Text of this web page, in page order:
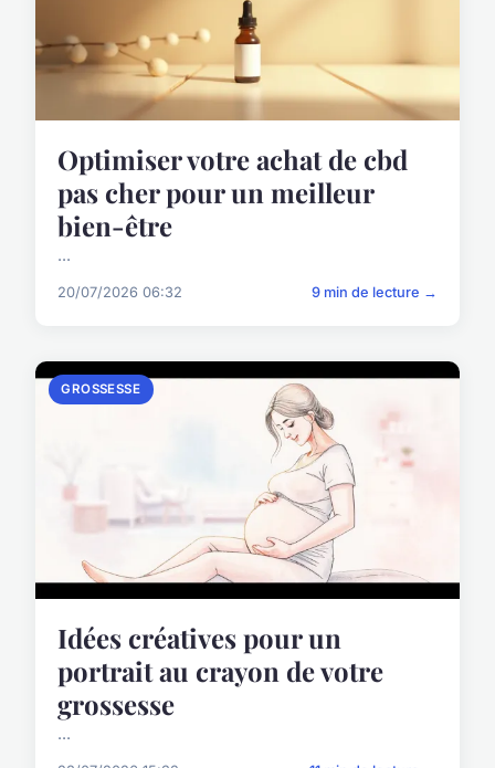
Optimiser votre achat de cbd
pas cher pour un meilleur
bien-être
...
20/07/2026 06:32 9 min de lecture →
GROSSESSE
Idées créatives pour un
portrait au crayon de votre
grossesse
...